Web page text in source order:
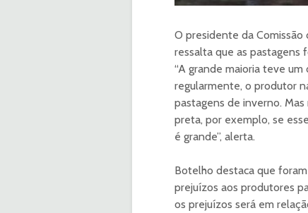
O presidente da
ressalta que as pastagens
“A grande maioria teve
regularmente, o produtor
pastagens de inverno.
preta, por exemplo, se
é grande”, alerta.
Botelho destaca que
prejuízos aos produtores
os prejuízos será em